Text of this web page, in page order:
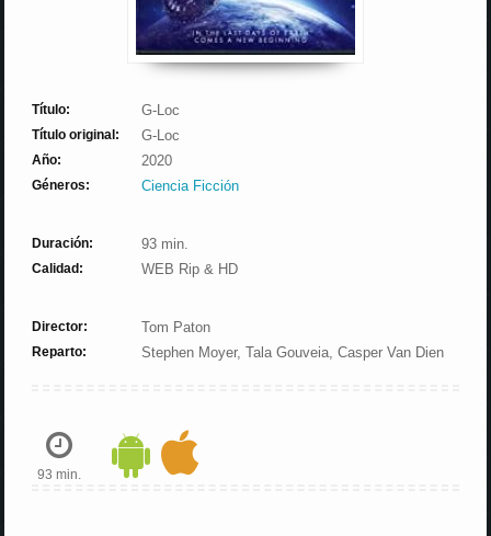
Título: G-Loc
Título original: G-Loc
Año: 2020
Géneros: Ciencia Ficción
Duración: 93 min.
Calidad: WEB Rip & HD
Director: Tom Paton
Reparto: Stephen Moyer, Tala Gouveia, Casper Van Dien
93 min.